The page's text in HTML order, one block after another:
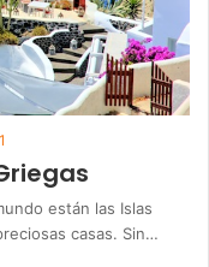
están las Islas
casas. Sin…